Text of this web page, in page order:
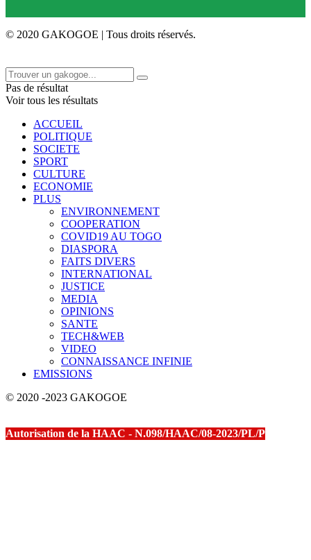
© 2020 GAKOGOE | Tous droits réservés.
Pas de résultat
Voir tous les résultats
ACCUEIL
POLITIQUE
SOCIETE
SPORT
CULTURE
ECONOMIE
PLUS
ENVIRONNEMENT
COOPERATION
COVID19 AU TOGO
DIASPORA
FAITS DIVERS
INTERNATIONAL
JUSTICE
MEDIA
OPINIONS
SANTE
TECH&WEB
VIDEO
CONNAISSANCE INFINIE
EMISSIONS
© 2020 -2023 GAKOGOE
Autorisation de la HAAC - N.098/HAAC/08-2023/PL/P